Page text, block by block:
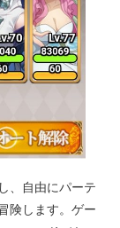
、自由にパーテ
険します。ゲー